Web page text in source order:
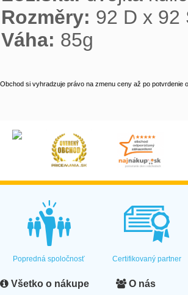
Rozměry:
Váha: 85g
Obchod si vyhradzuje právo na zmenu ceny až po potvrdenie
Popredná spoločnosť Certifikovaný partner
Všetko o nákupe O nás